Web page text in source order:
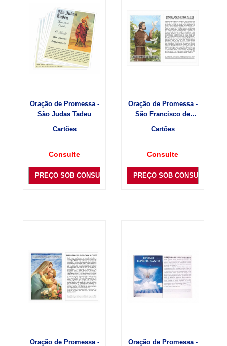
Oração de Promessa -
São Judas Tadeu
Cartões
Consulte
PREÇO SOB CONSULTA
Oração de Promessa -
São Francisco de
Cartões
Consulte
PREÇO SOB CONSULTA
Oração de Promessa -
Oração de Promessa -